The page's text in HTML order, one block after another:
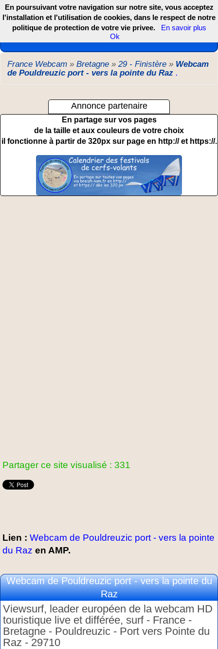
Les webcams de France, DOM TOM et COM
France Webcam » Bretagne » 29 - Finistère » Webcam
de Pouldreuzic port - vers la pointe du Raz .
Annonce partenaire
En partage sur vos pages
de la taille et aux couleurs de votre choix
il fonctionne à partir de 320px sur page en http:// et https://.
Partager ce site visualisé : 331
Lien : Webcam de Pouldreuzic port - vers la pointe
du Raz en AMP.
Webcam de Pouldreuzic port - vers la pointe du
Raz
Viewsurf, leader européen de la webcam HD
touristique live et différée, surf - France -
Bretagne - Pouldreuzic - Port vers Pointe du
Raz - 29710
En poursuivant votre navigation sur notre site, vous acceptez
l'installation et l'utilisation de cookies, dans le respect de notre
politique de protection de votre vie privee.
En savoir plus
Ok